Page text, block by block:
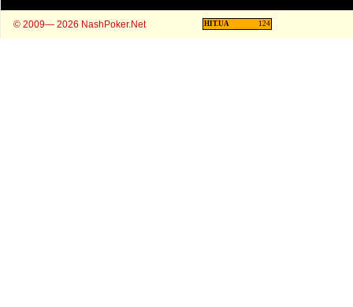
© 2009— 2026 NashPoker.Net HIT.UA 124